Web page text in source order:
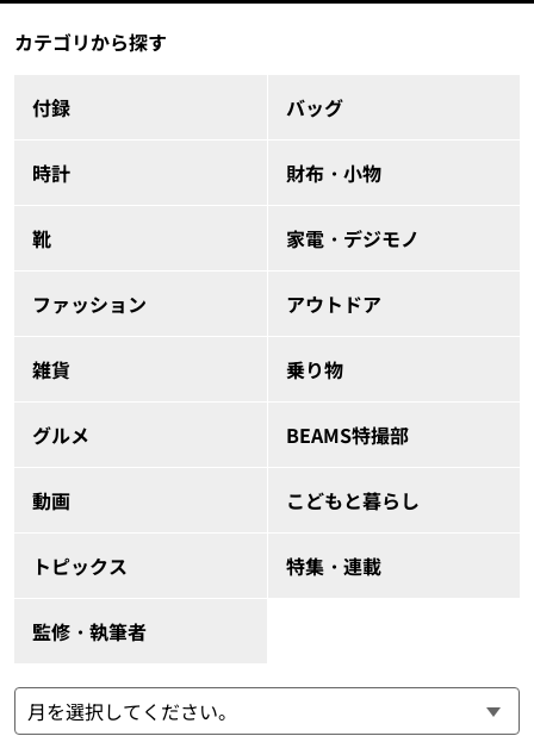
カテゴリから探す
付録 バッグ
時計 財布・小物
靴 家電・デジモノ
ファッション アウトドア
雑貨 乗り物
グルメ BEAMS特撮部
動画 こどもと暮らし
トピックス 特集・連載
監修・執筆者